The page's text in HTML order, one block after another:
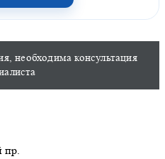
необходима консультация
пр.